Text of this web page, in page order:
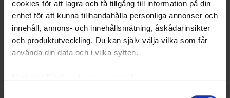
cookies för att lagra och få tillgång till information på din
enhet för att kunna tillhandahålla personliga annonser och
innehåll, annons- och innehållsmätning, åskådarinsikter
och produktutveckling. Du kan själv välja vilka som får
använda din data och i vilka syften.